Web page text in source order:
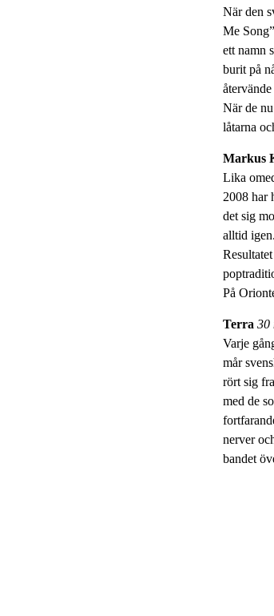
När den
Me
ett namn
burit på
När de
låtarna
Markus
Lika
2008 har
det sig
alltid
På
Terra 30
Varje
mår
rört sig
med de
nerver
bandet